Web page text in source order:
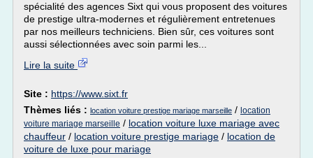
spécialité des agences Sixt qui vous proposent des voitures
de prestige ultra-modernes et régulièrement entretenues
par nos meilleurs techniciens. Bien sûr, ces voitures sont
aussi sélectionnées avec soin parmi les...
Lire la suite
Site : https://www.sixt.fr
Thèmes liés : location voiture prestige mariage marseille / location
voiture mariage marseille / location voiture luxe mariage avec
chauffeur / location voiture prestige mariage / location de
voiture de luxe pour mariage